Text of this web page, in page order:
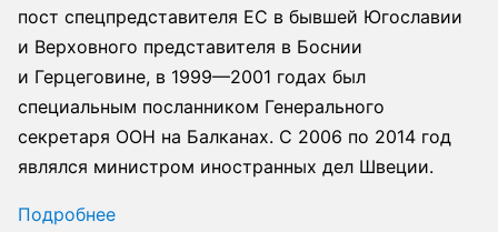
пост спецпредставителя ЕС в бывшей Югославии
и Верховного представителя в Боснии
и Герцеговине, в 1999—2001 годах был
специальным посланником Генерального
секретаря ООН на Балканах. С 2006 по 2014 год
являлся министром иностранных дел Швеции.
Подробнее